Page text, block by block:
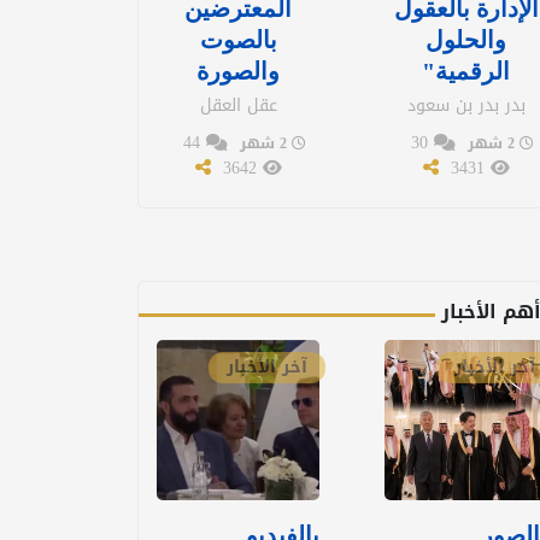
الإدارة بالعقول
والحلول
الرقمية"
بدر بدر بن سعود
2 شهر 30
المعترضين
بالصوت
والصورة
عقل العقل
2 شهر 44
أهم الأخبار
آخر الأخبار آخر الأخبار